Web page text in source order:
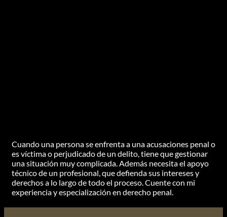
Cuando una persona se enfrenta a una acusaciones penal o
es víctima o perjudicado de un delito, tiene que gestionar
una situación muy complicada. Además necesita el apoyo
técnico de un profesional, que defienda sus intereses y
derechos a lo largo de todo el proceso. Cuente con mi
experiencia y especialización en derecho penal.